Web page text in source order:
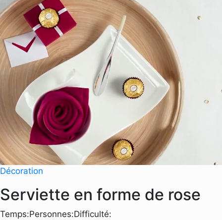
Décoration
Serviette en forme de rose
Temps:Personnes:Difficulté: